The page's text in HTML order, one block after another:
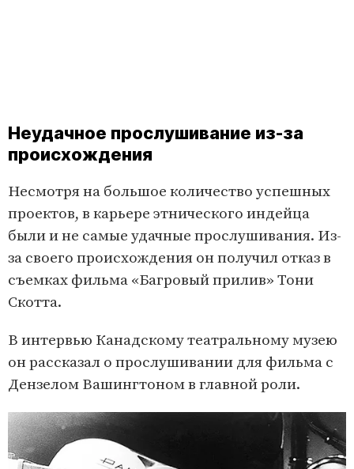
Неудачное прослушивание из-за
происхождения
Несмотря на большое количество успешных
проектов, в карьере этнического индейца
были и не самые удачные прослушивания. Из-
за своего происхождения он получил отказ в
съемках фильма «Багровый прилив» Тони
Скотта.
В интервью Канадскому театральному музею
он рассказал о прослушивании для фильма с
Дензелом Вашингтоном в главной роли.